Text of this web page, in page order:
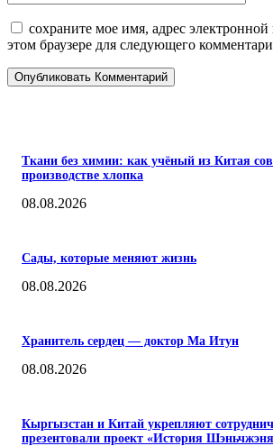
сохраните мое имя, адрес
этом браузере для следующего
Ткани без химии: как учёный из Китая
производстве хлопка
08.08.2026
Сады, которые меняют жизнь
08.08.2026
Хранитель сердец — доктор Ма Итун
08.08.2026
Кыргызстан и Китай укрепляют
презентовали проект «История